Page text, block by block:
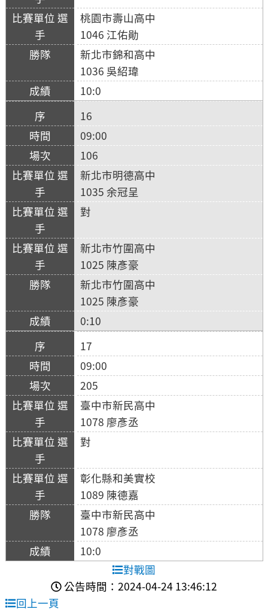
桃園市壽山高中
1046 江佑勛
新北市錦和高中
1036 吳紹瑋
10:0
16
09:00
106
新北市明德高中
1035 余冠呈
對
新北市竹圍高中
1025 陳彥豪
新北市竹圍高中
1025 陳彥豪
0:10
17
09:00
205
臺中市新民高中
1078 廖彥丞
對
彰化縣和美實校
1089 陳德嘉
臺中市新民高中
1078 廖彥丞
10:0
對戰圖
公告時間：2024-04-24 13:46:12
回上一頁